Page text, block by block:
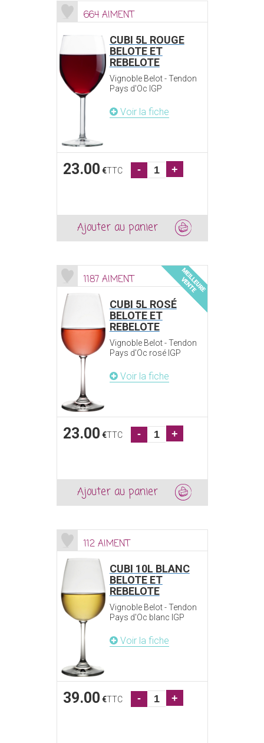
664 AIMENT
CUBI 5L ROUGE
BELOTE ET
REBELOTE
Vignoble Belot - Tendon
Pays d'Oc IGP
Voir la fiche
23.00 €TTC - +
Ajouter au panier
1187 AIMENT
CUBI 5L ROSÉ
BELOTE ET
REBELOTE
Vignoble Belot - Tendon
Pays d'Oc rosé IGP
Voir la fiche
23.00 €TTC - +
Ajouter au panier
112 AIMENT
CUBI 10L BLANC
BELOTE ET
REBELOTE
Vignoble Belot - Tendon
Pays d'Oc blanc IGP
Voir la fiche
39.00 €TTC - +